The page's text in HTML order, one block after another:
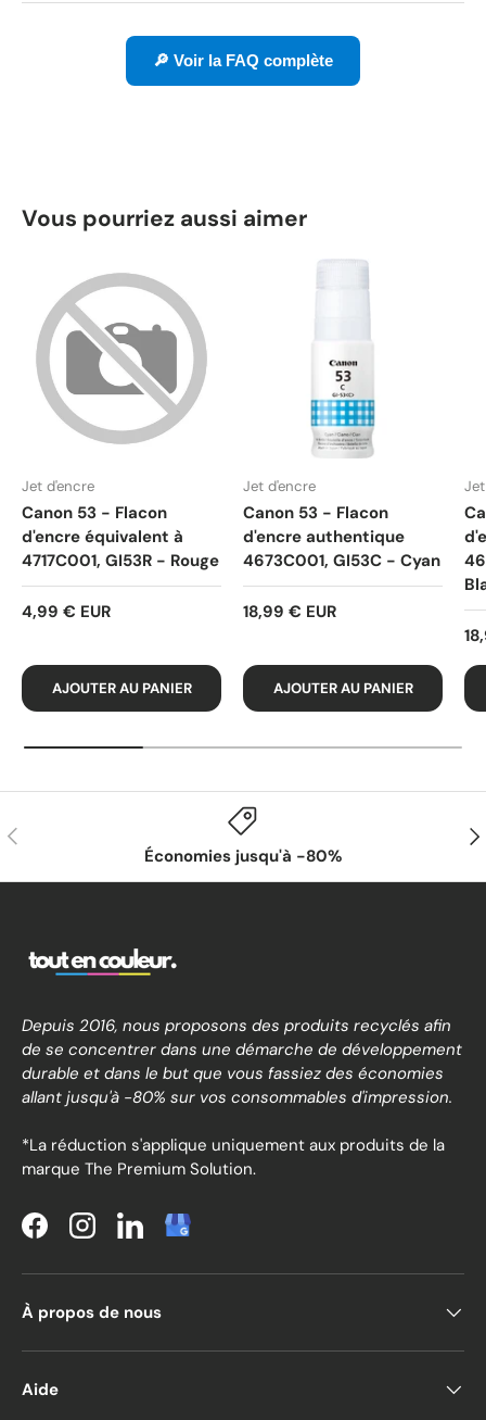
🔎 Voir la FAQ complète
Vous pourriez aussi aimer
Jet d'encre
Canon 53 - Flacon
d'encre équivalent à
4717C001, GI53R - Rouge
4,99 € EUR
AJOUTER AU PANIER
Jet d'encre
Canon 53 - Flacon
d'encre authentique
4673C001, GI53C - Cyan
18,99 € EUR
AJOUTER AU PANIER
PRÉCÉDENT
Économies jusqu'à -80%
Depuis 2016, nous proposons des produits recyclés afin
de se concentrer dans une démarche de développement
durable et dans le but que vous fassiez des économies
allant jusqu'à -80% sur vos consommables d'impression.
*La réduction s'applique uniquement aux produits de la
marque The Premium Solution.
FacebookInstagramLinkedIn
À propos de nous
Aide